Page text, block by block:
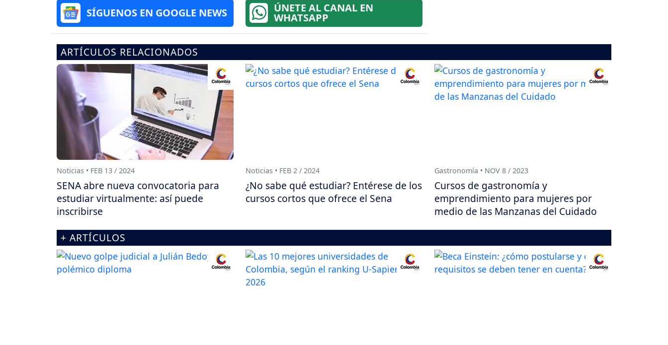
SÍGUENOS EN GOOGLE NEWS ÚNETE AL CANAL EN
WHATSAPP
ARTÍCULOS RELACIONADOS
Noticias • FEB 13 / 2024
SENA abre nueva convocatoria para
estudiar virtualmente: así puede
inscribirse
Noticias • FEB 2 / 2024
¿No sabe qué estudiar? Entérese de los
cursos cortos que ofrece el Sena
Gastronomía • NOV 8 / 2023
Cursos de gastronomía y
emprendimiento para mujeres por
medio de las Manzanas del Cuidado
+ ARTÍCULOS